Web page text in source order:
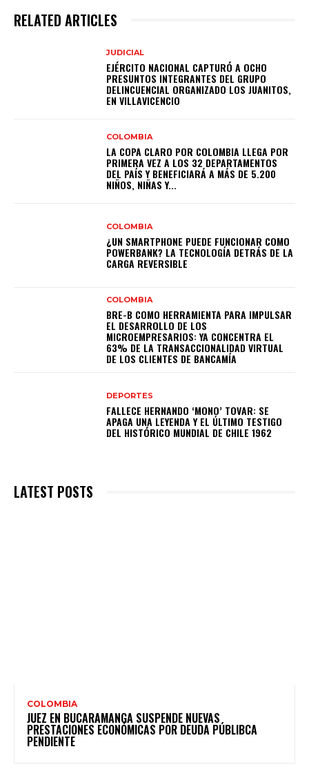
RELATED ARTICLES
JUDICIAL
EJÉRCITO NACIONAL CAPTURÓ A OCHO
PRESUNTOS INTEGRANTES DEL GRUPO
DELINCUENCIAL ORGANIZADO LOS JUANITOS,
EN VILLAVICENCIO
COLOMBIA
LA COPA CLARO POR COLOMBIA LLEGA POR
PRIMERA VEZ A LOS 32 DEPARTAMENTOS
DEL PAÍS Y BENEFICIARÁ A MÁS DE 5.200
NIÑOS, NIÑAS Y...
COLOMBIA
¿UN SMARTPHONE PUEDE FUNCIONAR COMO
POWERBANK? LA TECNOLOGÍA DETRÁS DE LA
CARGA REVERSIBLE
COLOMBIA
BRE-B COMO HERRAMIENTA PARA IMPULSAR
EL DESARROLLO DE LOS
MICROEMPRESARIOS: YA CONCENTRA EL
63% DE LA TRANSACCIONALIDAD VIRTUAL
DE LOS CLIENTES DE BANCAMÍA
DEPORTES
FALLECE HERNANDO ‘MONO’ TOVAR: SE
APAGA UNA LEYENDA Y EL ÚLTIMO TESTIGO
DEL HISTÓRICO MUNDIAL DE CHILE 1962
LATEST POSTS
COLOMBIA
JUEZ EN BUCARAMANGA SUSPENDE NUEVAS
PRESTACIONES ECONÓMICAS POR DEUDA PÚBLIBCA
PENDIENTE